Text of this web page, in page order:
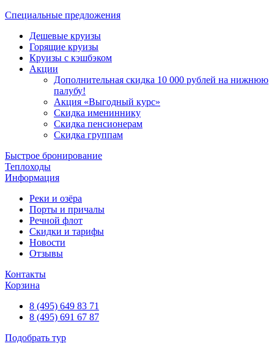
Специальные предложения
Дешевые круизы
Горящие круизы
Круизы с кэшбэком
Акции
Дополнительная скидка 10 000 рублей на нижнюю
палубу!
Акция «Выгодный курс»
Скидка имениннику
Скидка пенсионерам
Скидка группам
Быстрое бронирование
Теплоходы
Информация
Реки и озёра
Порты и причалы
Речной флот
Скидки и тарифы
Новости
Отзывы
Контакты
Корзина
8 (495) 649 83 71
8 (495) 691 67 87
Подобрать тур